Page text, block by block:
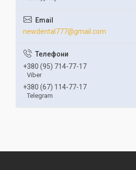
newdental777@gmail.com
+380 (95) 714-77-17
Viber
+380 (67) 114-77-17
Telegram